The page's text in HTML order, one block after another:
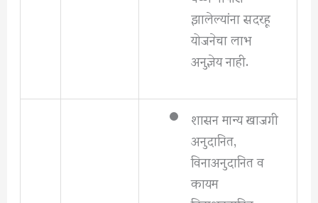
झालेल्यांना सदरहू
योजनेचा लाभ
अनुज्ञेय नाही.
शासन मान्य खाजगी
अनुदानित,
विनाअनुदानित व
कायम